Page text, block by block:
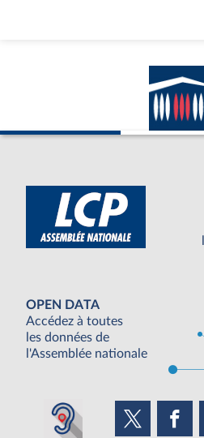
OPEN DATA
Accédez à toutes
les données de
l'Assemblée nationale